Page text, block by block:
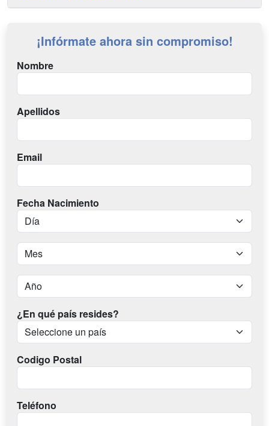
¡Infórmate ahora sin compromiso!
Nombre
Apellidos
Email
Fecha Nacimiento
¿En qué país resides?
Codigo Postal
Teléfono